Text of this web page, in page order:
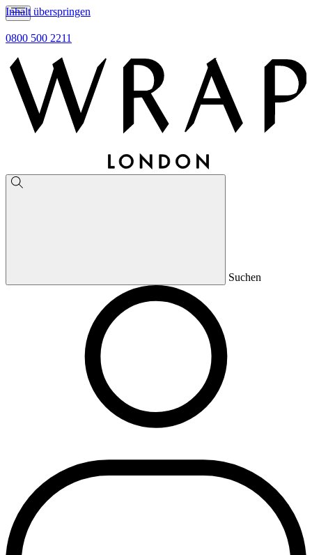
Inhalt überspringen
0800 500 2211
Suchen